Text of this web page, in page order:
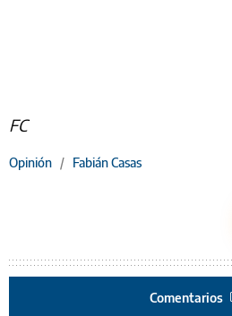
FC
Opinión / Fabián Casas
Comentarios